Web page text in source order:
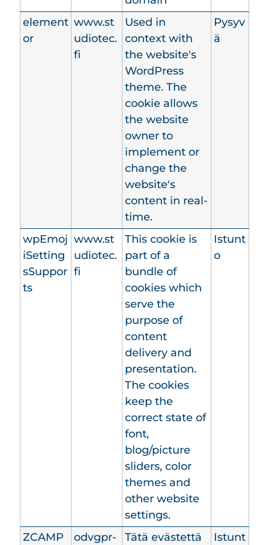
element
or
www.st
udiotec.
fi
Used in
context with
the website's
WordPress
theme. The
cookie allows
the website
owner to
implement or
change the
website's
content in real-
time.
Pysyv
ä
wpEmoj
iSetting
sSuppor
ts
www.st
udiotec.
fi
This cookie is
part of a
bundle of
cookies which
serve the
purpose of
content
delivery and
presentation.
The cookies
keep the
correct state of
font,
blog/picture
sliders, color
themes and
other website
settings.
Istunt
o
ZCAMP
odvgpr-
Tätä evästettä
Istunt